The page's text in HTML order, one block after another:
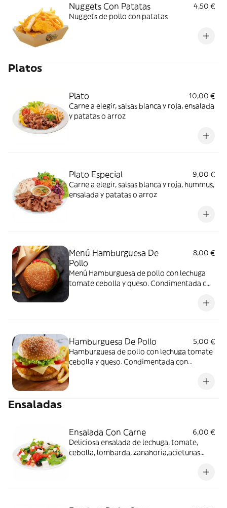
Nuggets Con Patatas
4,50 €
Nuggets de pollo con patatas
Platos
Plato
10,00 €
Carne a elegir, salsas blanca y roja, ensalada
y patatas o arroz
Plato Especial
9,00 €
Carne a elegir, salsas blanca y roja, hummus,
ensalada y patatas o arroz
Menú Hamburguesa De
Pollo
8,00 €
Menú Hamburguesa de pollo con lechuga
tomate cebolla y queso. Condimentada con
Hamburguesa De Pollo
5,00 €
Hamburguesa de pollo con lechuga tomate
cebolla y queso. Condimentada con
Ensaladas
Ensalada Con Carne
6,00 €
Deliciosa ensalada de lechuga, tomate,
cebolla, lombarda, zanahoria,acietunas